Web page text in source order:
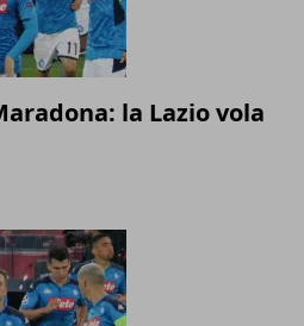
la Lazio vola